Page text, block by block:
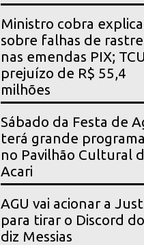
Ministro cobra
sobre falhas de
nas emendas PIX;
prejuízo de R$ 55,4
milhões
Sábado da Festa de
terá grande
no Pavilhão Cultural
Acari
AGU vai acionar a
para tirar o Discord
diz Messias